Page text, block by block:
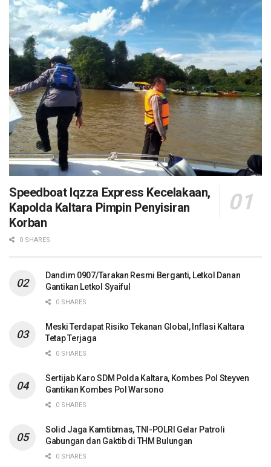
Speedboat Iqzza Express Kecelakaan,
Kapolda Kaltara Pimpin Penyisiran
Korban
0 SHARES
Dandim 0907/Tarakan Resmi Berganti, Letkol Danan
Gantikan Letkol Syaiful
0 SHARES
Meski Terdapat Risiko Tekanan Global, Inflasi Kaltara
Tetap Terjaga
0 SHARES
Sertijab Karo SDM Polda Kaltara, Kombes Pol Steyven
Gantikan Kombes Pol Warsono
0 SHARES
Solid Jaga Kamtibmas, TNI-POLRI Gelar Patroli
Gabungan dan Gaktib di THM Bulungan
0 SHARES